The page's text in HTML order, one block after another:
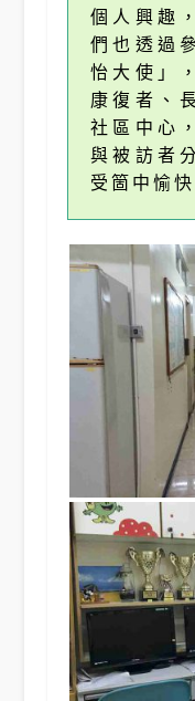
個人興趣
們也透過
怡大使」
康復者、
社區中心
與被訪者
受箇中愉